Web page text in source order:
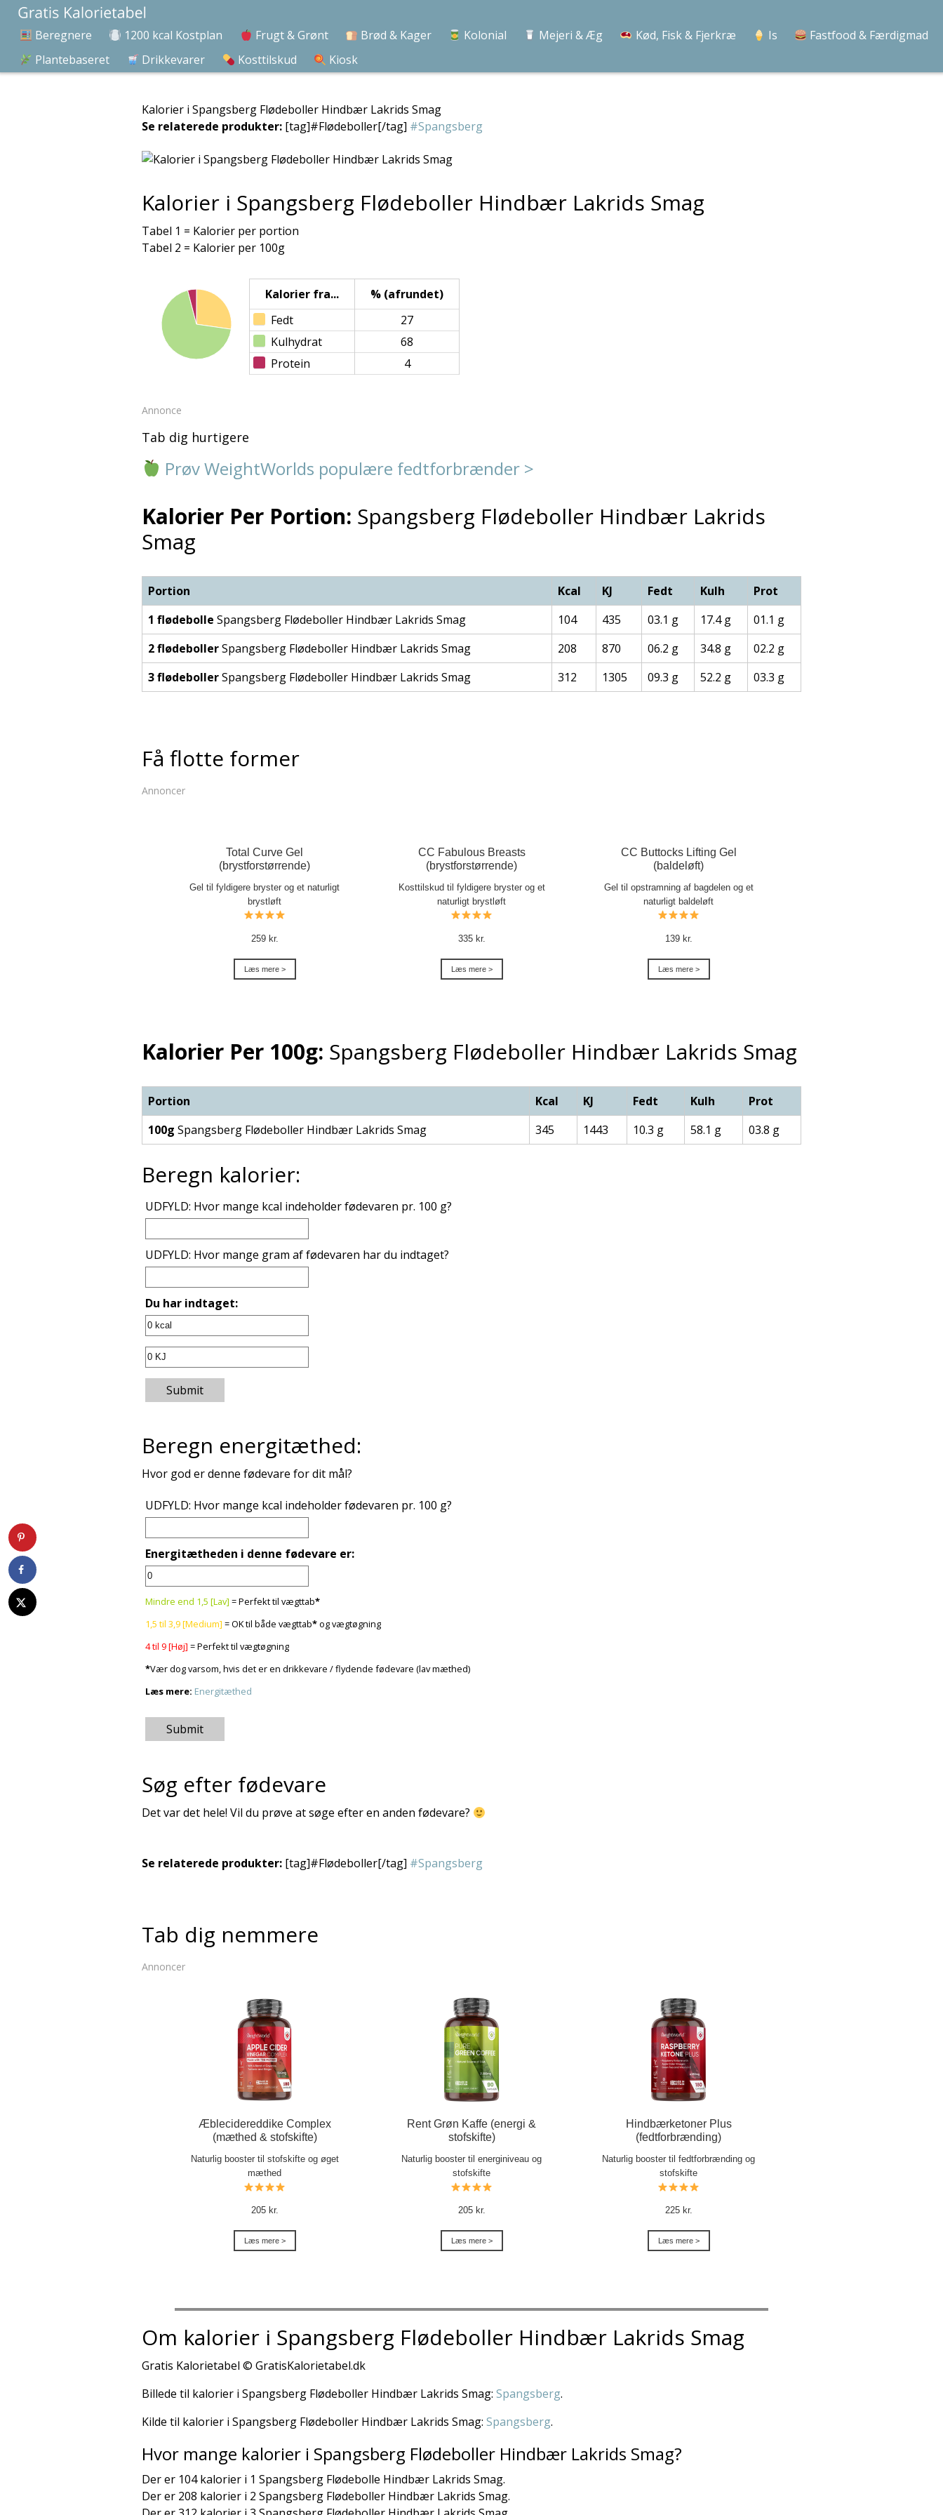
Beregnere 1200 kcal Kostplan Frugt & Grønt Brød & Kager Kolonial Mejeri & Æg Kød, Fisk & Fjerkræ Is
Fastfood & Færdigmad
Plantebaseret
Drikkevarer Kosttilskud Kiosk
Kalorier i Spangsberg Flødeboller Hindbær Lakrids Smag
Se relaterede produkter: [tag]#Flødeboller[/tag] #Spangsberg
Kalorier i Spangsberg Flødeboller Hindbær Lakrids Smag
Tabel 1 = Kalorier per portion
Tabel 2 = Kalorier per 100g
Kalorier fra...
% (afrundet)
Fedt
27
Kulhydrat
68
Protein
4
Annonce
Tab dig hurtigere
Prøv WeightWorlds populære fedtforbrænder >
Kalorier Per Portion: Spangsberg Flødeboller Hindbær Lakrids
Smag
Portion Kcal KJ Fedt Kulh
Prot
1 flødebolle Spangsberg Flødeboller Hindbær Lakrids Smag 104 435 03.1 g 17.4 g
01.1 g
2 flødebollerSpangsberg Flødeboller Hindbær Lakrids Smag 208 870 06.2 g 34.8 g
02.2 g
3 flødebollerSpangsberg Flødeboller Hindbær Lakrids Smag 312 1305 09.3 g 52.2 g 03.3 g
Få flotte former
Annoncer
Total Curve Gel
(brystforstørrende)
Gel til fyldigere bryster og et naturligt
brystløft
259 kr.
Læs mere >
CC Fabulous Breasts
(brystforstørrende)
Kosttilskud til fyldigere bryster og et
naturligt brystløft
335 kr.
Læs mere >
CC Buttocks Lifting Gel
(baldeløft)
Gel til opstramning af bagdelen og et
naturligt baldeløft
139 kr.
Læs mere >
Kalorier Per 100g: Spangsberg Flødeboller Hindbær Lakrids Smag
Portion Kcal KJ Fedt Kulh
Prot
100g Spangsberg Flødeboller Hindbær Lakrids Smag 345 1443 10.3 g 58.1 g 03.8 g
Beregn kalorier:
UDFYLD: Hvor mange kcal indeholder fødevaren pr. 100 g?
UDFYLD: Hvor mange gram af fødevaren har du indtaget?
Du har indtaget:
Submit
Beregn energitæthed:
Hvor god er denne fødevare for dit mål?
UDFYLD: Hvor mange kcal indeholder fødevaren pr. 100 g?
Energitætheden i denne fødevare er:
Mindre end 1,5 [Lav] = Perfekt til vægttab*
1,5 til 3,9 [Medium] = OK til både vægttab*og vægtøgning
4 til 9 [Høj] = Perfekt til vægtøgning
*Vær dog varsom, hvis det er en drikkevare / flydende fødevare (lav mæthed)
Læs mere: Energitæthed
Submit
Søg efter fødevare
Det var det hele! Vil du prøve at søge efter en anden fødevare?
Se relaterede produkter: [tag]#Flødeboller[/tag] #Spangsberg
Tab dig nemmere
Annoncer
Æblecidereddike Complex
(mæthed & stofskifte)
Naturlig booster til stofskifte og øget
mæthed
205 kr.
Læs mere >
Rent Grøn Kaffe (energi &
stofskifte)
Naturlig booster til energiniveau og
stofskifte
205 kr.
Læs mere >
Hindbærketoner Plus
(fedtforbrænding)
Naturlig booster til fedtforbrænding og
stofskifte
225 kr.
Læs mere >
Om kalorier i Spangsberg Flødeboller Hindbær Lakrids Smag
Gratis Kalorietabel © GratisKalorietabel.dk
Billede til kalorier i Spangsberg Flødeboller Hindbær Lakrids Smag: Spangsberg.
Kilde til kalorier i Spangsberg Flødeboller Hindbær Lakrids Smag: Spangsberg.
Hvor mange kalorier i Spangsberg Flødeboller Hindbær Lakrids Smag?
Der er 104 kalorier i 1 Spangsberg Flødebolle Hindbær Lakrids Smag.
Der er 208 kalorier i 2 Spangsberg Flødeboller Hindbær Lakrids Smag.